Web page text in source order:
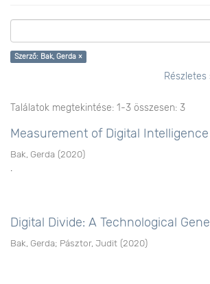
Szerző: Bak, Gerda ×
Találatok megtekintése: 1-3 összesen: 3
Measurement of Digital Intelligence
Bak, Gerda (2020)
.
Digital Divide: A Technological
Bak, Gerda; Pásztor, Judit (2020)